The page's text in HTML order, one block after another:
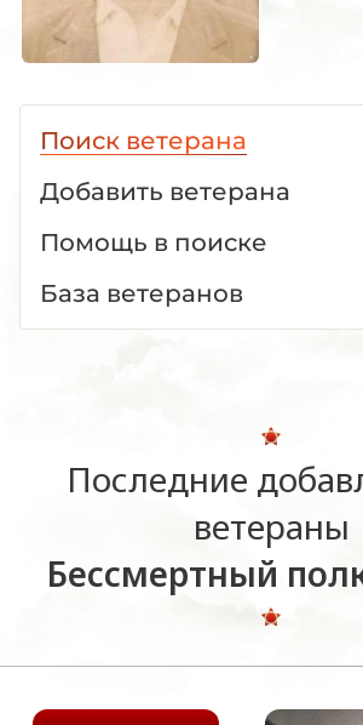
Поиск ветерана
Добавить ветерана
Помощь в поиске
База ветеранов
Последние
ветераны
Бессмертный